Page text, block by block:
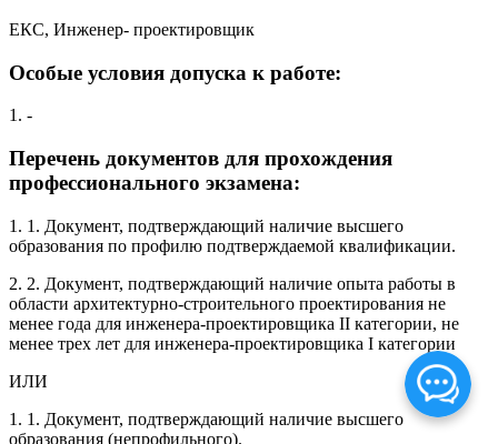
ЕКС, Инженер- проектировщик
Особые условия допуска к работе:
1. -
Перечень документов для прохождения
профессионального экзамена:
1. 1. Документ, подтверждающий наличие высшего
образования по профилю подтверждаемой квалификации.
2. 2. Документ, подтверждающий наличие опыта работы в
области архитектурно-строительного проектирования не
менее года для инженера-проектировщика II категории, не
менее трех лет для инженера-проектировщика I категории
ИЛИ
1. 1. Документ, подтверждающий наличие высшего
образования (непрофильного).